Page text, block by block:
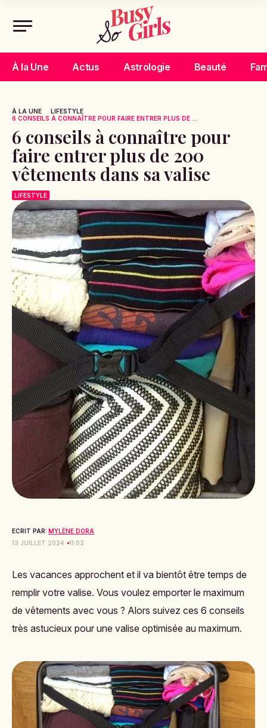
À la Une Actus Astrologie Beauté
À LA UNE
LIFESTYLE
6 CONSEILS À CONNAÎTRE POUR FAIRE ENTRER PLUS DE ...
6 conseils à connaître pour
faire entrer plus de 200
vêtements dans sa valise
LIFESTYLE
ECRIT PAR: MYLÈNE DORA
13 JUILLET 2024
11:02
Les vacances approchent et il va bientôt être temps de
remplir votre valise. Vous voulez emporter le maximum
de vêtements avec vous ? Alors suivez ces 6 conseils
très astucieux pour une valise optimisée au maximum.